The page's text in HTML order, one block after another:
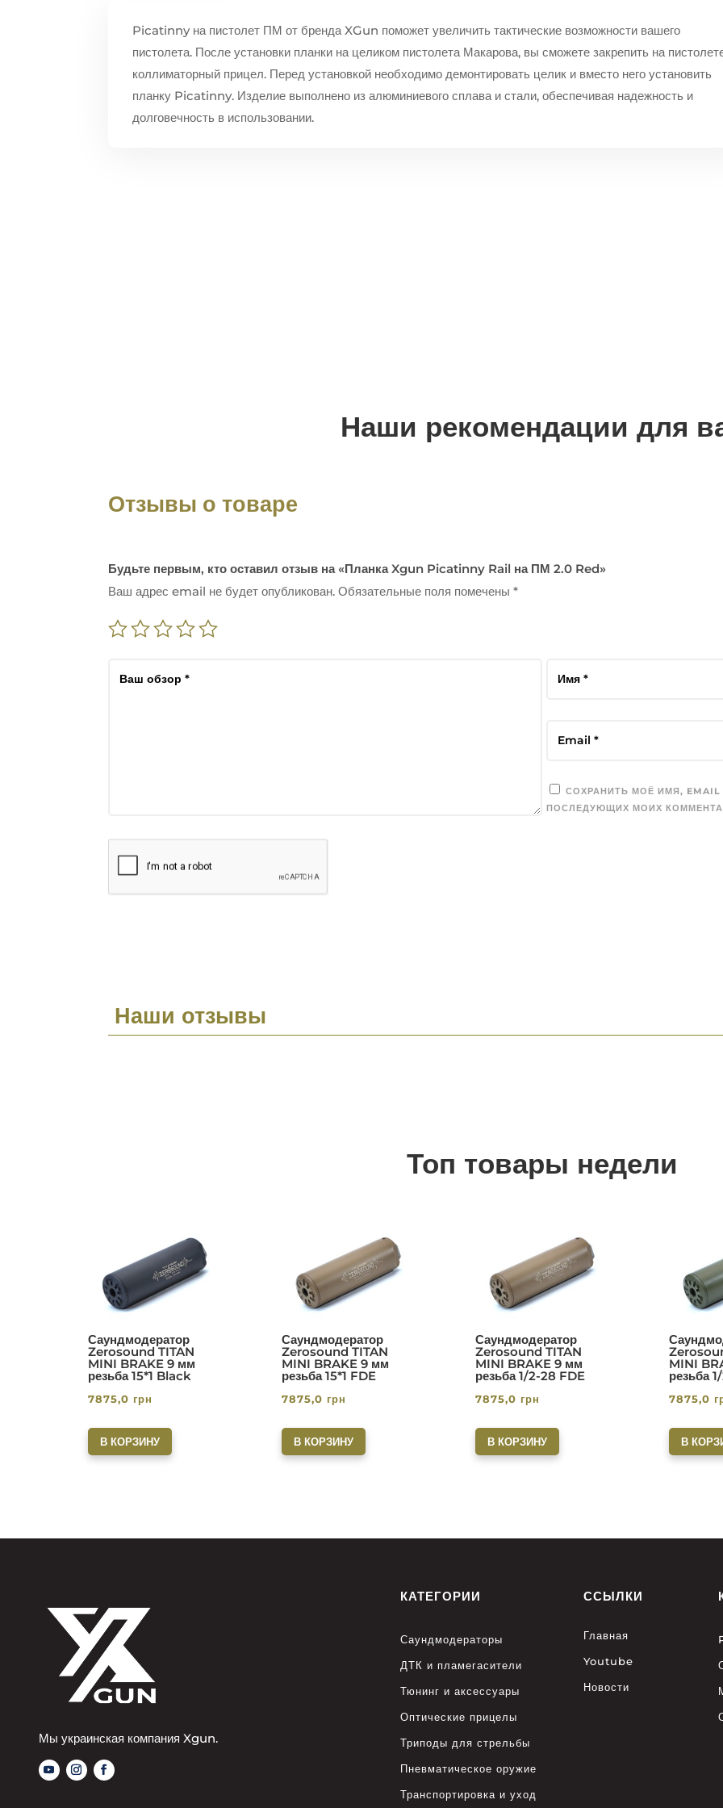
Picatinny на пистолет ПМ от бренда XGun поможет увеличить тактические возможности вашего
пистолета. После установки планки на целиком пистолета Макарова, вы сможете закрепить на
коллиматорный прицел. Перед установкой необходимо демонтировать целик и вместо него установить
планку Picatinny. Изделие выполнено из алюминиевого сплава и стали, обеспечивая надежность и
долговечность в использовании.
Наши рекомендации для
Отзывы о товаре
Будьте первым, кто оставил отзыв на «Планка Xgun Picatinny Rail на ПМ 2.0 Red»
Ваш адрес email не будет опубликован. Обязательные поля помечены*
СОХРАНИТЬ МОЁ ИМЯ,
ПОСЛЕДУЮЩИХ МОИХ
Наши отзывы
Топ товары недели
Саундмодератор
Zerosound TITAN
MINI BRAKE 9 мм
резьба 15*1 Black
7875,0 грн
В КОРЗИНУ
Саундмодератор
Zerosound TITAN
MINI BRAKE 9 мм
резьба 15*1 FDE
7875,0 грн
В КОРЗИНУ
Саундмодератор
Zerosound TITAN
MINI BRAKE 9 мм
резьба 1/2-28 FDE
7875,0 грн
В КОРЗИНУ
MINI
резьба
7875,0
В
Мы украинская компания Xgun.
КАТЕГОРИИ
Саундмодераторы
ДТК и пламегасители
Тюнинг и аксессуары
Оптические прицелы
Триподы для стрельбы
Пневматическое оружие
Транспортировка и уход
ССЫЛКИ
Главная
Youtube
Новости